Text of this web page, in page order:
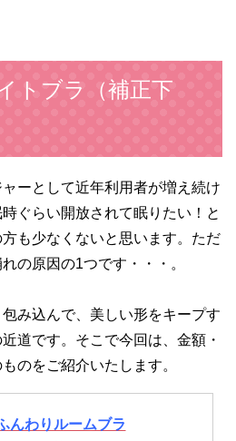
トブラ（補正下
ーとして近年利用者が増え続け
ぐらい開放されて眠りたい！と
も少なくないと思います。ただ
の原因の1つです・・・。
み込んで、美しい形をキープす
道です。そこで今回は、金額・
のをご紹介いたします。
んわりルームブラ